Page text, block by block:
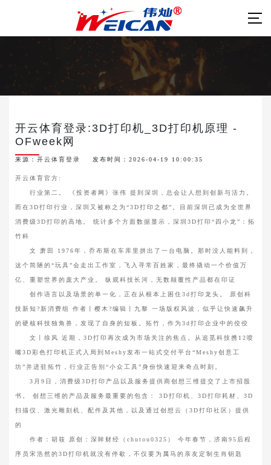
开云体育登录:3D打印机_3D打印机原理 -
OFweek网
来源： 开云体育登录 发布时间：2026-04-19 10:00:35
开云体育官方:
行业第二。 《投资者网》张伟 提到深圳，总会让人想到创新与活力。
而在3D打印行业，深圳又被称之为“3D打印之都”。目前深圳已成为全世界
消费级3D打印的高地。 统计多个方面数据显示，深圳3D打印“四小龙”：拓
竹科
文 萧田 1976年，乔布斯在车库里拼出了一台电脑。那时没人能料到，
这个简陋的“玩具”会走出工作室，飞入寻常百姓家，最终撬动一个价值万
亿、重塑世界的庞大产业。 纵观科技长河，无数颠覆性产品都在印证
创作语言以及场景的单一化，正在从根本上困住3d打印龙头。 原创科
技新知?新消费组 作者丨樱木?编辑丨九黎 一场版权风波，似乎让快速飙升
的硬核科技独角兽，发现了自身的短板。拓竹，作为3d打印企业中的佼佼
文丨徐风 近期，3D打印再次成为市场关注的焦点。从追觅科技携12喷
嘴3D彩色打印机正式入局到Meshy发布一站式交付平台“Meshy创意工
坊”并进驻拓竹，行业正告别“小众工具”身份快速迎来奇点时刻。
3月9日，消费级3D打印产品以及服务提供商创想三维提交了上市招股
书。 创想三维的产品及服务最重要的包含： 3D打印机、3D打印耗材、3D
扫描仪、激光雕刻机、配件及其他，以及通过创想云（3D打印社区）提供
的
作者：胡筱 原创：深眸财经（chutou0325） 今年春节，济南95后程
序员宋浩然的3D打印机就没有停歇，不仅要为属马的亲友定制生肖钥匙